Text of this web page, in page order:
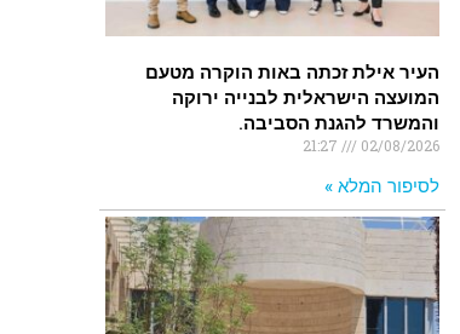
העיר אילת זכתה באות הוקרה מטעם
המועצה הישראלית לבנייה ירוקה
והמשרד להגנת הסביבה.
02/08/2026
לסיפור המלא »